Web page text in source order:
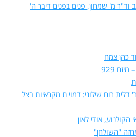
וד"ר מ' שמחון, פנים בפנים דיבר ה'
כהן צמח
929
רום שילוני: דמויות מקראיות בצל
אודי לאון
"השולחן"